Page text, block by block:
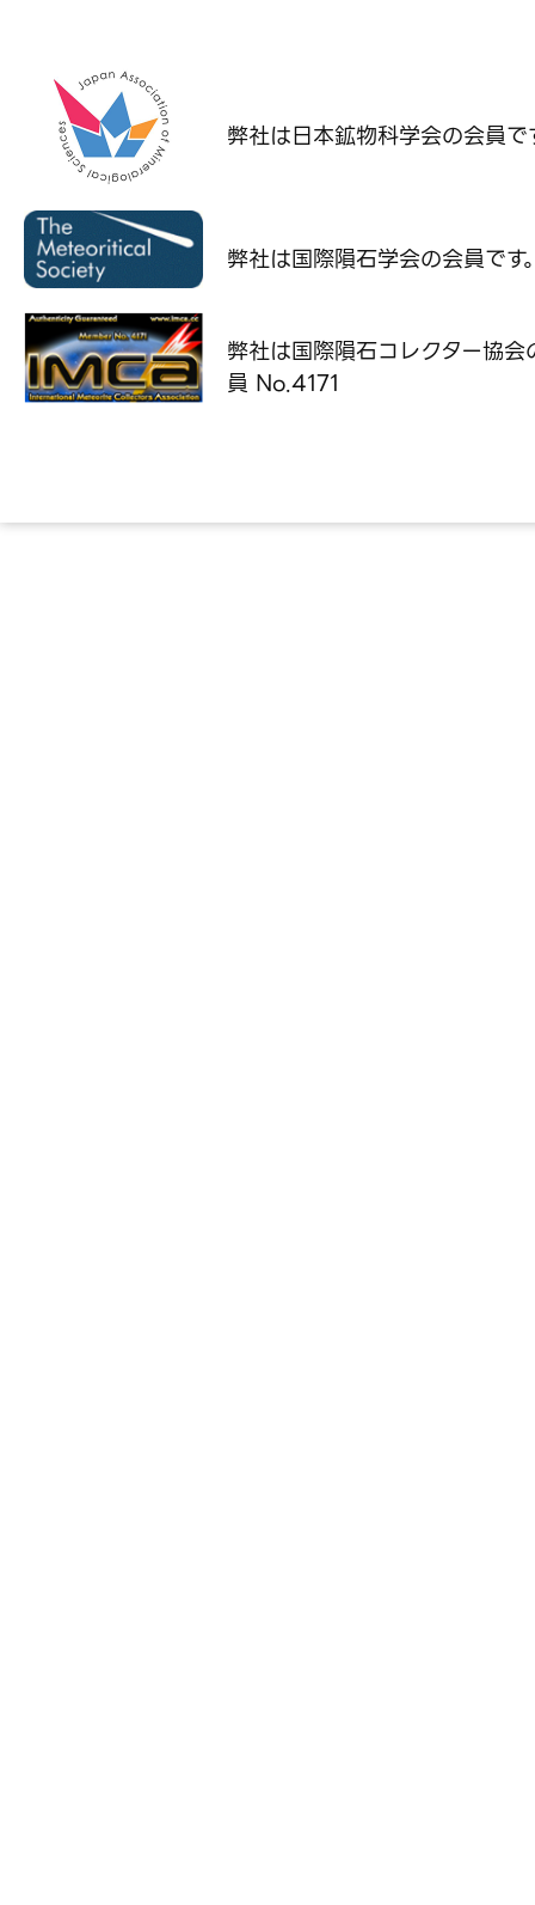
弊社は日本鉱物科学会の会員で
弊社は国際隕石学会の会員です
弊社は国際隕石コレクター協会
員 No.4171